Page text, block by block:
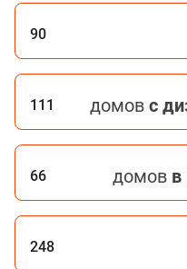
90
111 домов с
66 домов в
248